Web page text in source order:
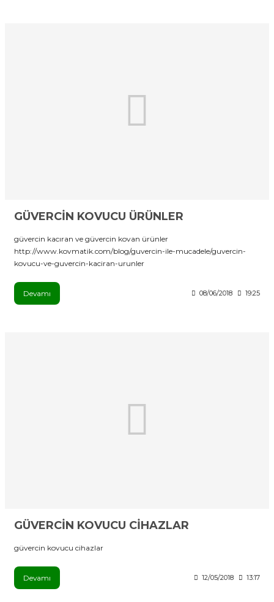
GÜVERCİN KOVUCU ÜRÜNLER
güvercin kacıran ve güvercin kovan ürünler
http://www.kovmatik.com/blog/guvercin-ile-mucadele/guvercin-
kovucu-ve-guvercin-kaciran-urunler
Devamı 08/06/2018 19:25
GÜVERCİN KOVUCU CİHAZLAR
güvercin kovucu cihazlar
Devamı 12/05/2018 13:17